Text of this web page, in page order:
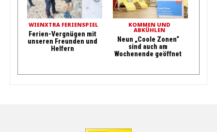
WIENXTRA FERIENSPIEL
Ferien-Vergnügen mit
unseren Freunden und
Helfern
KOMMEN UND
ABKÜHLEN
Neun „Coole Zonen“
sind auch am
Wochenende geöffnet